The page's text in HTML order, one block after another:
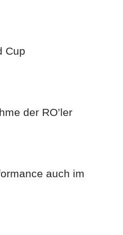
Cup
der RO’ler
auch im